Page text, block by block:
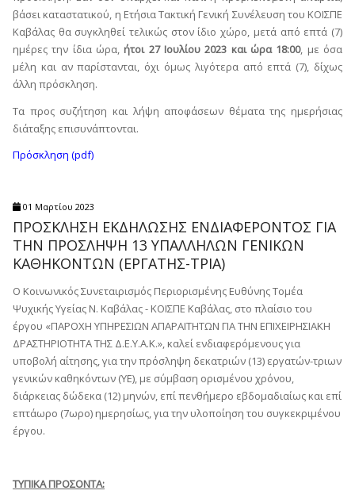
βάσει καταστατικού, η Ετήσια Τακτική Γενική Συνέλευση του ΚΟΙΣΠΕ
Καβάλας θα συγκληθεί τελικώς στον ίδιο χώρο, μετά από επτά (7)
ημέρες την ίδια ώρα, ήτοι 27 Ιουλίου 2023 και ώρα 18:00, με όσα
μέλη και αν παρίστανται, όχι όμως λιγότερα από επτά (7), δίχως
άλλη πρόσκληση.
Τα προς συζήτηση και λήψη αποφάσεων θέματα της ημερήσιας
διάταξης επισυνάπτονται.
Πρόσκληση (pdf)
01 Μαρτίου 2023
ΠΡΟΣΚΛΗΣΗ ΕΚΔΗΛΩΣΗΣ ΕΝΔΙΑΦΕΡΟΝΤΟΣ ΓΙΑ
ΤΗΝ ΠΡΟΣΛΗΨΗ 13 ΥΠΑΛΛΗΛΩΝ ΓΕΝΙΚΩΝ
ΚΑΘΗΚΟΝΤΩΝ (ΕΡΓΑΤΗΣ-ΤΡΙΑ)
Ο Κοινωνικός Συνεταιρισμός Περιορισμένης Ευθύνης Τομέα
Ψυχικής Υγείας Ν. Καβάλας - ΚΟΙΣΠΕ Καβάλας, στο πλαίσιο του
έργου «ΠΑΡΟΧΗ ΥΠΗΡΕΣΙΩΝ ΑΠΑΡΑΙΤΗΤΩΝ ΓΙΑ ΤΗΝ ΕΠΙΧΕΙΡΗΣΙΑΚΗ
ΔΡΑΣΤΗΡΙΟΤΗΤΑ ΤΗΣ Δ.Ε.Υ.Α.Κ.», καλεί ενδιαφερόμενους για
υποβολή αίτησης, για την πρόσληψη δεκατριών (13) εργατών-τριων
γενικών καθηκόντων (ΥΕ), με σύμβαση ορισμένου χρόνου,
διάρκειας δώδεκα (12) μηνών, επί πενθήμερο εβδομαδιαίως και επί
επτάωρο (7ωρο) ημερησίως, για την υλοποίηση του συγκεκριμένου
έργου.
ΤΥΠΙΚΑ ΠΡΟΣΟΝΤΑ: